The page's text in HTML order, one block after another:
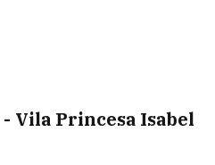
Vila Princesa Isabel